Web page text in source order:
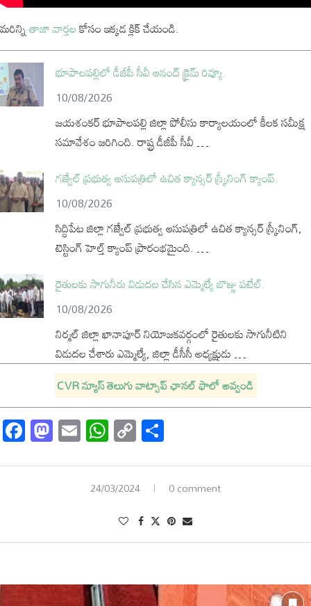
మరిన్నితాజా వార్తలకోసం ఇక్కడ క్లిక్ చేయండి.
భూపాలపల్లిలో డీజీపీ సీవీ ఆనంద్ క్రైమ్ రివ్యూ.
10/08/2026
జయశంకర్ భూపాలపల్లి జిల్లా పోలీసు కార్యాలయంలో కీలక సమీక్ష
సమావేశం జరిగింది. రాష్ట్ర డీజీపీ సీవీ …
గజ్వేల్ ప్రభుత్వ ఆసుపత్రిలో ఉచిత క్యాన్సర్ స్క్రీనింగ్ క్యాంప్.
10/08/2026
సిద్ధిపేట జిల్లా గజ్వేల్ ప్రభుత్వ ఆసుపత్రిలో ఉచిత క్యాన్సర్ స్క్రీనింగ్,
టెస్టింగ్ హెల్త్ క్యాంప్ ప్రారంభమైంది. …
రైతులకు సాగునీరు విడుదల చేసిన ఎమ్మెల్యే బొజ్జు పటేల్.
10/08/2026
నిర్మల్ జిల్లా ఖానాపూర్ నియోజకవర్గంలో రైతులకు సాగునీటిని
విడుదల చేశారు ఎమ్మెల్యే, జిల్లా డీసీసీ అధ్యక్షుడు …
CVR న్యూస్ తెలుగు వాట్సాప్ ఛానల్ ఫాలో అవ్వండి
Facebook
Mastodon
EmailWhatsApp
Copy
Link
24/03/2024 0 comment